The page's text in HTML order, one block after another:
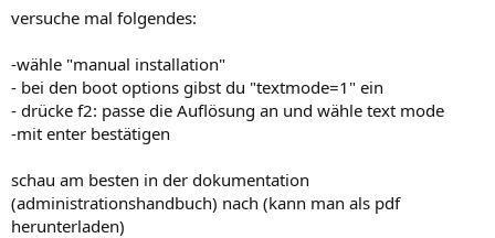
versuche mal folgendes:
-wähle "manual installation"
- bei den boot options gibst du "textmode=1" ein
- drücke f2: passe die Auflösung an und wähle text mode
-mit enter bestätigen
schau am besten in der dokumentation
(administrationshandbuch) nach (kann man als pdf
herunterladen)